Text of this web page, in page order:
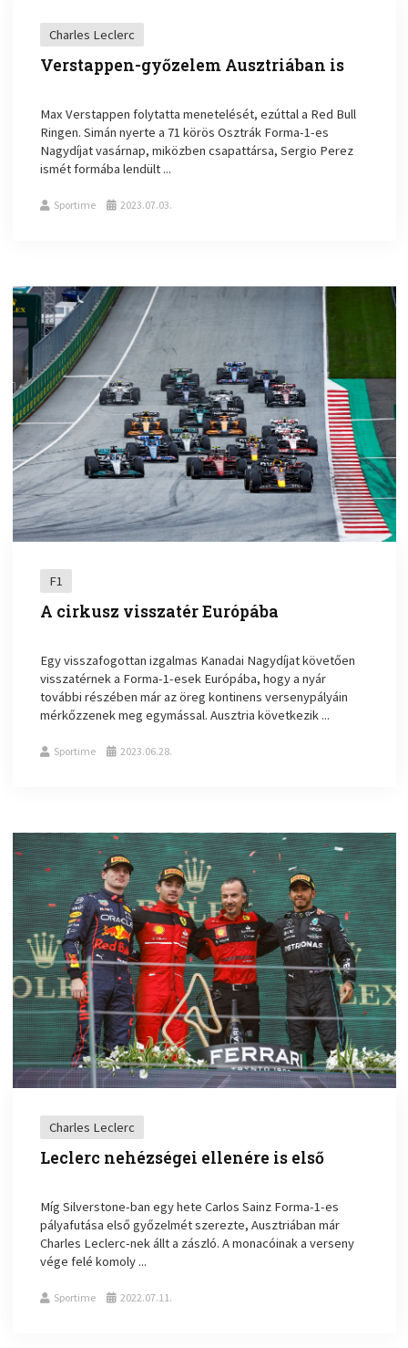
Charles Leclerc
Verstappen-győzelem Ausztriában is
Max Verstappen folytatta menetelését, ezúttal a Red Bull
Ringen. Simán nyerte a 71 körös Osztrák Forma-1-es
Nagydíjat vasárnap, miközben csapattársa, Sergio Perez
ismét formába lendült ...
Sportime 2023.07.03.
F1
A cirkusz visszatér Európába
Egy visszafogottan izgalmas Kanadai Nagydíjat követően
visszatérnek a Forma-1-esek Európába, hogy a nyár
további részében már az öreg kontinens versenypályáin
mérkőzzenek meg egymással. Ausztria következik ...
Sportime 2023.06.28.
Charles Leclerc
Leclerc nehézségei ellenére is első
Míg Silverstone-ban egy hete Carlos Sainz Forma-1-es
pályafutása első győzelmét szerezte, Ausztriában már
Charles Leclerc-nek állt a zászló. A monacóinak a verseny
vége felé komoly ...
Sportime 2022.07.11.